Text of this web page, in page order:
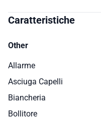
Caratteristiche
Other
Allarme
Asciuga Capelli
Biancheria
Bollitore